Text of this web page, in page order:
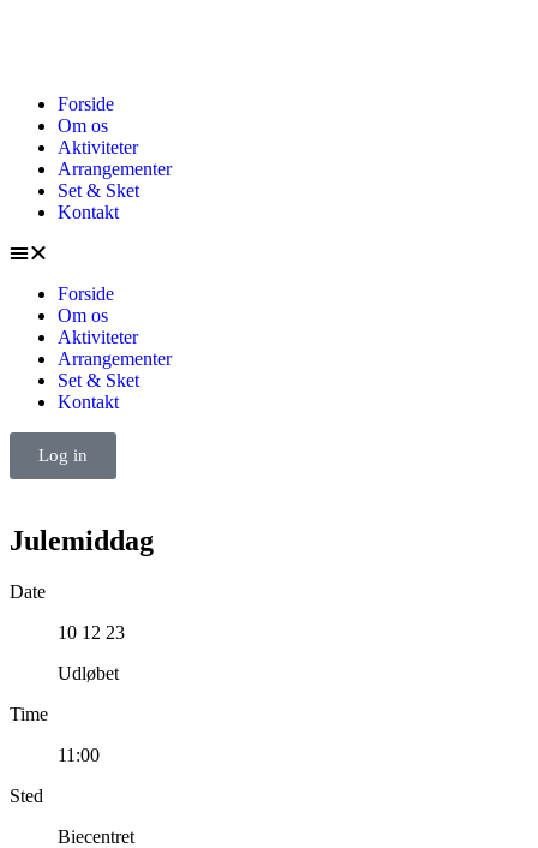
Forside
Om os
Aktiviteter
Arrangementer
Set & Sket
Kontakt
Forside
Om os
Aktiviteter
Arrangementer
Set & Sket
Kontakt
Log in
Julemiddag
Date
10 12 23
Udløbet
Time
11:00
Sted
Biecentret